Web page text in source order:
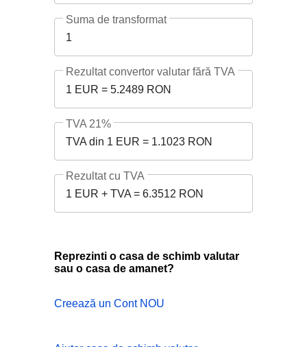
1
Suma de transformat
1 EUR = 5.2489 RON
Rezultat convertor valutar fără TVA
TVA din 1 EUR = 1.1023 RON
TVA 21%
1 EUR + TVA = 6.3512 RON
Rezultat cu TVA
Reprezinti o casa de schimb valutar
sau o casa de amanet?
Creează un Cont NOU